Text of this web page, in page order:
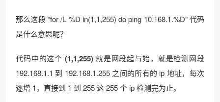
那么这段 “for /L %D in(1,1,255) do ping 10.168.1.%D” 代码
是什么意思呢？
代码中的这个 (1,1,255) 就是网段起与始，就是检测网段
192.168.1.1 到 192.168.1.255 之间的所有的 ip 地址，每次
逐增 1，直接到 1 到 255 这 255 个 ip 检测完为止。